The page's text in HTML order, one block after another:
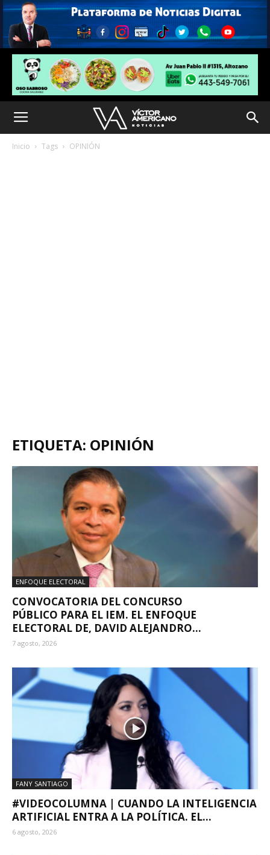
Inicio Tags OPINIÓN
ETIQUETA: OPINIÓN
ENFOQUE ELECTORAL
CONVOCATORIA DEL CONCURSO
PÚBLICO PARA EL IEM. EL ENFOQUE
ELECTORAL DE, DAVID ALEJANDRO...
7 agosto, 2026
FANY SANTIAGO
#VIDEOCOLUMNA | CUANDO LA INTELIGENCIA
ARTIFICIAL ENTRA A LA POLÍTICA. EL...
6 agosto, 2026